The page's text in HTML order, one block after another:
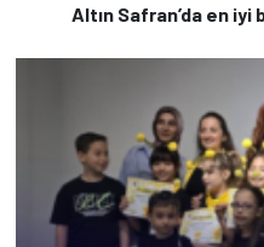
Altın Safran’da en iyi